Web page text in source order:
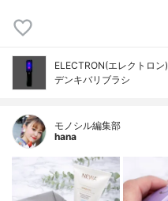
ELECTRON(エレクトロン)
デンキバリブラシ
モノシル編集部
hana